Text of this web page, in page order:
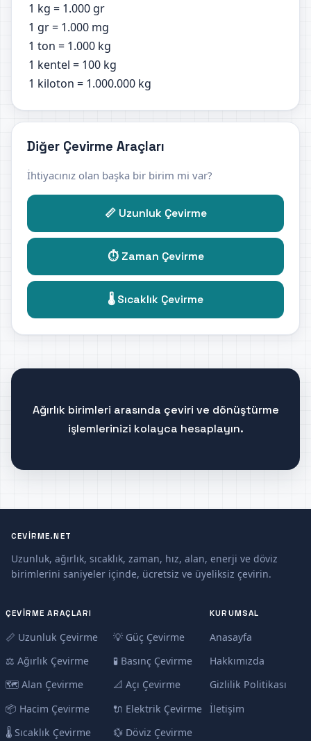
1 kg = 1.000 gr
1 gr = 1.000 mg
1 ton = 1.000 kg
1 kentel = 100 kg
1 kiloton = 1.000.000 kg
Diğer Çevirme Araçları
İhtiyacınız olan başka bir birim mi var?
📏 Uzunluk Çevirme
⏱️ Zaman Çevirme
🌡️ Sıcaklık Çevirme
Ağırlık birimleri arasında çeviri ve dönüştürme
işlemlerinizi kolayca hesaplayın.
CEVIRME.NET
Uzunluk, ağırlık, sıcaklık, zaman, hız, alan, enerji ve döviz
birimlerini saniyeler içinde, ücretsiz ve üyeliksiz çevirin.
ÇEVIRME ARAÇLARI
📏 Uzunluk Çevirme
⚖️ Ağırlık Çevirme
🗺️ Alan Çevirme
📦 Hacim Çevirme
🌡️ Sıcaklık Çevirme
💡 Güç Çevirme
🧪 Basınç Çevirme
📐 Açı Çevirme
🔌 Elektrik Çevirme
💱 Döviz Çevirme
KURUMSAL
Anasayfa
Hakkımızda
Gizlilik Politikası
İletişim